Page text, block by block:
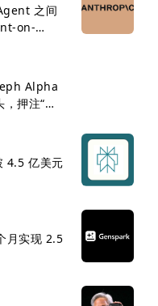
之间
on-
Alpha
押注“主
4.5 亿美元
月实现 2.5